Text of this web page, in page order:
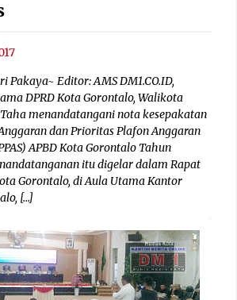
Pakaya~ Editor: AMS DM1.CO.ID,
DPRD Kota Gorontalo, Walikota
menandatangani nota kesepakatan
dan Prioritas Plafon Anggaran
APBD Kota Gorontalo Tahun
itu digelar dalam Rapat
Gorontalo, di Aula Utama Kantor
[…]